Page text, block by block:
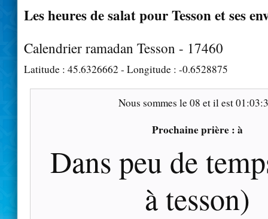
Les heures de salat pour Tesson et ses
Calendrier ramadan Tesson - 17460
Latitude : 45.6326662 - Longitude : -0.6528875
Nous sommes le08 et il est
Prochaine prière : à
Dans peu de
à tesson)